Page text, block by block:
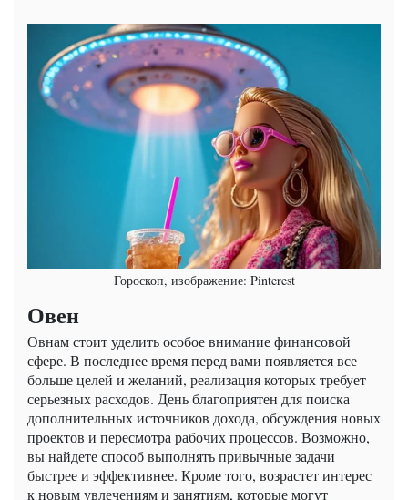
Гороскоп, изображение: Pinterest
Овен
Овнам стоит уделить особое внимание финансовой
сфере. В последнее время перед вами появляется все
больше целей и желаний, реализация которых требует
серьезных расходов. День благоприятен для поиска
дополнительных источников дохода, обсуждения новых
проектов и пересмотра рабочих процессов. Возможно,
вы найдете способ выполнять привычные задачи
быстрее и эффективнее. Кроме того, возрастет интерес
к новым увлечениям и занятиям, которые могут